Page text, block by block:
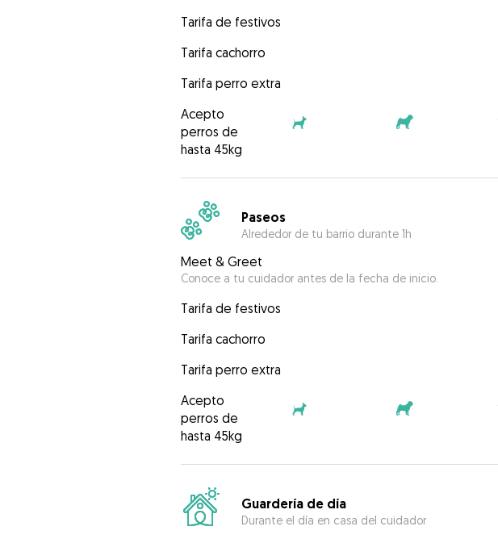
Tarifa de festivos
Tarifa cachorro
Tarifa perro extra
Acepto
perros de
hasta 45kg
Paseos
Alrededor de tu barrio durante 1h
Meet & Greet
Conoce a tu cuidador antes de la fecha de inicio.
Tarifa de festivos
Tarifa cachorro
Tarifa perro extra
Acepto
perros de
hasta 45kg
Guardería de día
Durante el día en casa del cuidador